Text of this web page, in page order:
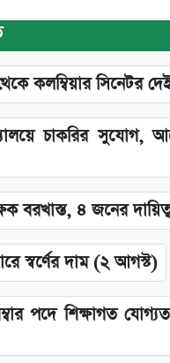
কলম্বিয়ার সিনেটর
চাকরির সুযোগ,
বরখাস্ত, ৪ জনের
স্বর্ণের দাম (২ আগস্ট)
পদে শিক্ষাগত